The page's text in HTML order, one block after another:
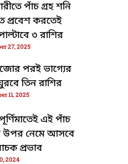
পাঁচ গ্রহ শনি
প্রবেশ করতেই
৩ রাশির
27, 2025
পরই ভাগ্যের
তিন রাশির
11, 2025
এই পাঁচ
উপর নেমে আসবে
প্রভাব
2024